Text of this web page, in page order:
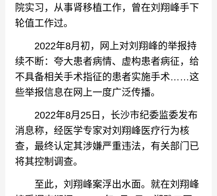
院实习，从事肾移植工作，曾在刘翔峰手下
轮值工作过。
2022年8月初，网上对刘翔峰的举报持
续不断：夸大患者病情、虚构患者病征，给
不具备相关手术指征的患者实施手术……这
些举报信息在网上一度广泛传播。
2022年8月25日，长沙市纪委监委发布
消息称，经医学专家对刘翔峰医疗行为核
查，最终认定其涉嫌严重违法，有关部门已
将其控制调查。
至此，刘翔峰案浮出水面。就在刘翔峰